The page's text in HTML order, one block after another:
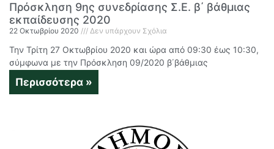
Πρόσκληση 9ης συνεδρίασης Σ.Ε. β΄ βάθμιας
εκπαίδευσης 2020
22 Οκτωβρίου 2020 Δεν υπάρχουν Σχόλια
Την Τρίτη 27 Οκτωβρίου 2020 και ώρα από 09:30 έως 10:30,
σύμφωνα με την Πρόσκληση 09/2020 β΄βάθμιας
Περισσότερα »